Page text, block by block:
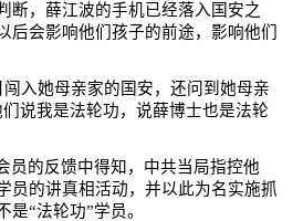
断，薛江波的手机已经落入国安之
后会影响他们孩子的前途，影响他们
闯入她母亲家的国安，还问到她母亲
们说我是法轮功，说薛博士也是法轮
员的反馈中得知，中共当局指控他
员的讲真相活动，并以此为名实施抓
是“法轮功”学员。